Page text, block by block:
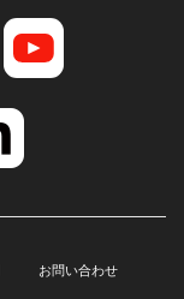
お問い合わせ